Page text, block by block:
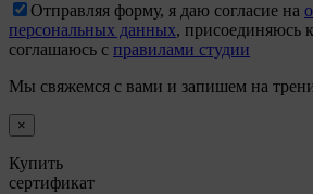
Отправляя форму, я даю согласие на
персональных данных, присоединяюсь к
соглашаюсь с правилами студии
Мы свяжемся с вами и запишем на
×
Купить
сертификат